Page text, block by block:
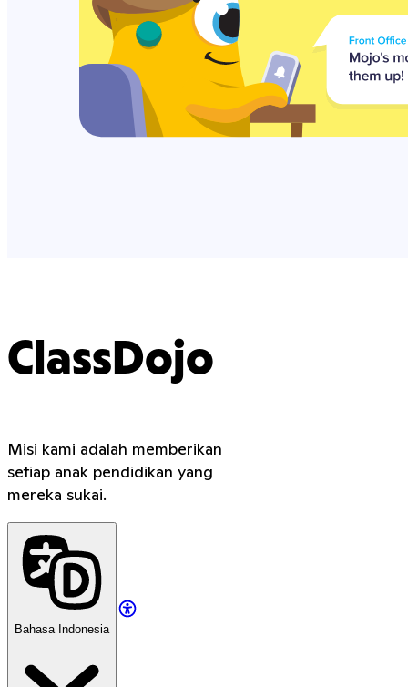
ClassDojo
Misi kami adalah memberikan
setiap anak pendidikan yang
mereka sukai.
Bahasa Indonesia